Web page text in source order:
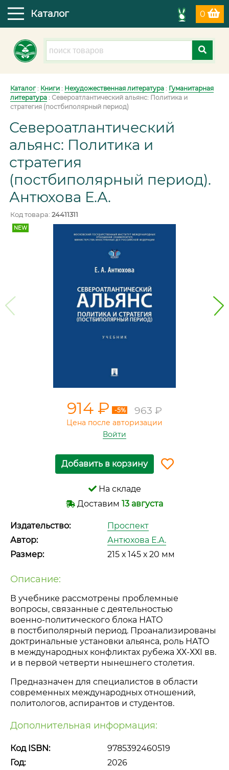
0
Каталог
Каталог: Книги : Нехудожественная литература : Гуманитарная
литература : Североатлантический альянс: Политика и
стратегия (постбиполярный период)
Североатлантический
альянс: Политика и
стратегия
(постбиполярный период).
Антюхова Е.А.
Код товара: 24411311
NEW
914 ₽ -5% 963 ₽
Цена после авторизации
Войти
Добавить в корзину
На складе
Доставим 13 августа
Издательство:
Проспект
Автор:
Антюхова Е.А.
Размер:
215 х 145 х 20 мм
Описание:
В учебнике рассмотрены проблемные
вопросы, связанные с деятельностью
военно-политического блока НАТО
в постбиполярный период. Проанализированы
доктринальные установки альянса, роль НАТО
в международных конфликтах рубежа ХХ-ХХI вв.
и в первой четверти нынешнего столетия.
Предназначен для специалистов в области
современных международных отношений,
политологов, аспирантов и студентов.
Дополнительная информация:
Код ISBN:
9785392460519
Год:
2026